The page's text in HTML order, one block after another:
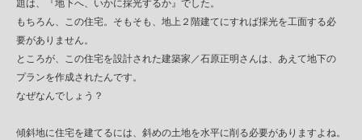
題は、『地下へ、いかに採光するか』でした。
もちろん、この住宅。そもそも、地上２階建てにすれば採光を工面する必
要がありません。
ところが、この住宅を設計された建築家／石原正明さんは、あえて地下の
プランを作成されたんです。
なぜなんでしょう？
傾斜地に住宅を建てるには、斜めの土地を水平に削る必要がありますよね。